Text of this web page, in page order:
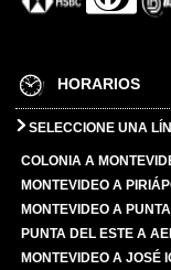
HORARIOS
SELECCIONE UNA
COLONIA A
MONTEVIDEO A
MONTEVIDEO A
PUNTA DEL ESTE A
MONTEVIDEO A JOSÉ